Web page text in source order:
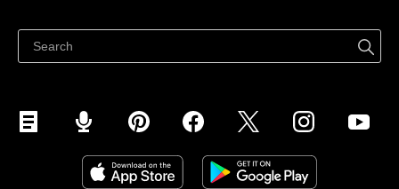
Quảng bá ở bất cứ đâu
Kiểm soát mọi thứ